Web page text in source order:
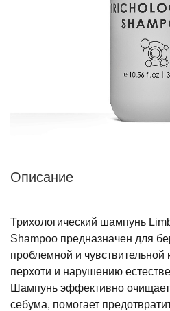
Описание
Трихологический шампунь
Shampoo предназначен для
проблемной и чувствительной
перхоти и нарушению
Шампунь эффективно
себума, помогает